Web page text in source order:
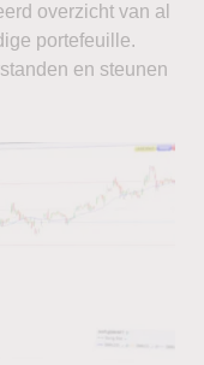
overzicht van al
portefeuille.
en steunen